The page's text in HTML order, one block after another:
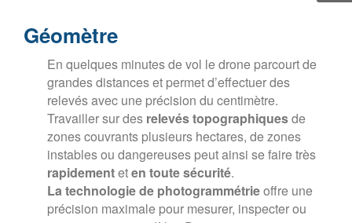
Géomètre
En quelques minutes de vol le drone parcourt de
grandes distances et permet d’effectuer des
relevés avec une précision du centimètre.
Travailler sur des relevés topographiquesde
zones couvrants plusieurs hectares, de zones
instables ou dangereuses peut ainsi se faire très
rapidementeten toute sécurité.
La technologie de photogrammétrieoffre une
précision maximale pour mesurer, inspecter ou